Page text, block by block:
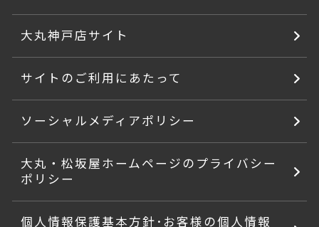
大丸神戸店サイト
サイトのご利用にあたって
ソーシャルメディアポリシー
大丸・松坂屋ホームページのプライバシー
ポリシー
個人情報保護基本方針･お客様の個人情報